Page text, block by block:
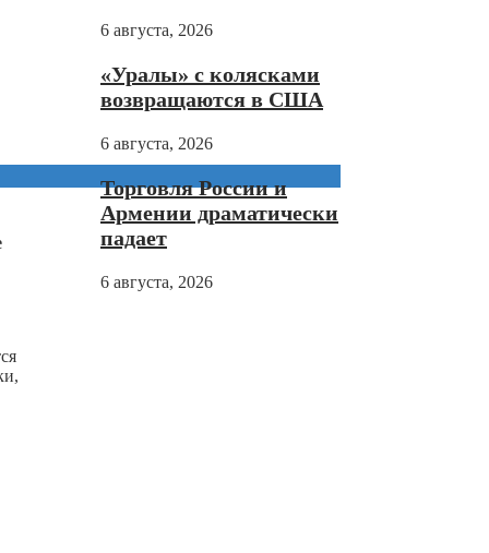
6 августа, 2026
«Уралы» с колясками
возвращаются в США
6 августа, 2026
Торговля России и
Армении драматически
падает
6 августа, 2026